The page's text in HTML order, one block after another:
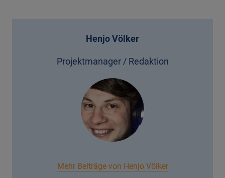
Henjo Völker
Projektmanager / Redaktion
Mehr Beiträge von Henjo Völker